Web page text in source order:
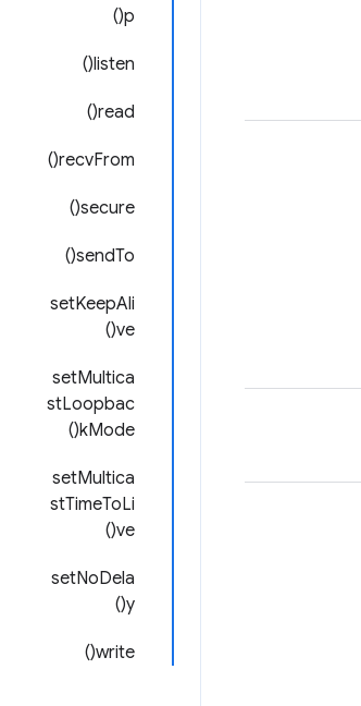
p()
listen()
read()
recvFrom()
secure()
sendTo()
setKeepAli
ve()
setMultica
stLoopbac
kMode()
setMultica
stTimeToLi
ve()
setNoDela
y()
write()